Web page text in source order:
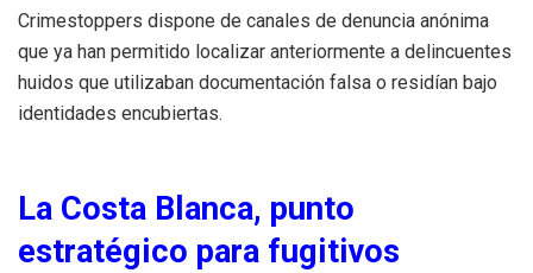
Crimestoppers dispone de canales de denuncia anónima
que ya han permitido localizar anteriormente a delincuentes
huidos que utilizaban documentación falsa o residían bajo
identidades encubiertas.
La Costa Blanca, punto
estratégico para fugitivos